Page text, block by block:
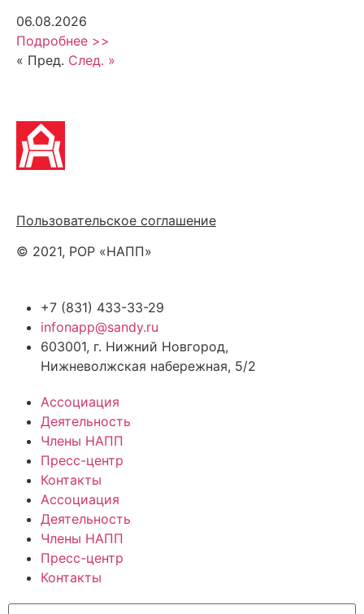
06.08.2026
Подробнее >>
« Пред. След. »
Пользовательское соглашение
© 2021, РОР «НАПП»
+7 (831) 433-33-29
infonapp@sandy.ru
603001, г. Нижний Новгород,
Нижневолжская набережная, 5/2
Ассоциация
Деятельность
Члены НАПП
Пресс-центр
Контакты
Ассоциация
Деятельность
Члены НАПП
Пресс-центр
Контакты